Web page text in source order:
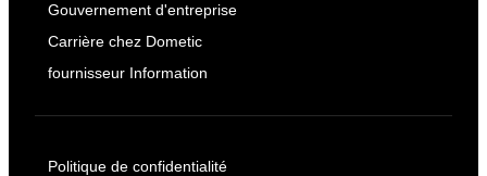
Gouvernement d'entreprise
Carrière chez Dometic
fournisseur Information
Politique de confidentialité